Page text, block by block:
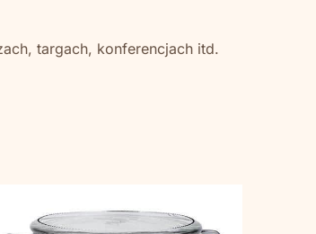
targach, konferencjach itd.